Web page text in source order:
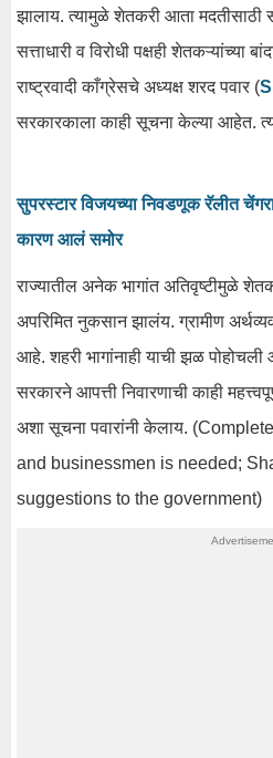
झालाय. त्यामुळे शेतकरी आता
सत्ताधारी व विरोधी पक्षही शेतकऱ्यांच्या
राष्ट्रवादी काँग्रेसचे अध्यक्ष शरद पवार (
सरकारकाला काही सूचना केल्या आहेत.
सुपरस्टार विजयच्या निवडणूक रॅलीत
कारण आलं समोर
राज्यातील अनेक भागांत अतिवृष्टीमुळे
अपरिमित नुकसान झालंय. ग्रामीण
आहे. शहरी भागांनाही याची झळ पोहोचली
सरकारने आपत्ती निवारणाची काही
अशा सूचना पवारांनी केलाय.
and businessmen is needed;
suggestions to the government)